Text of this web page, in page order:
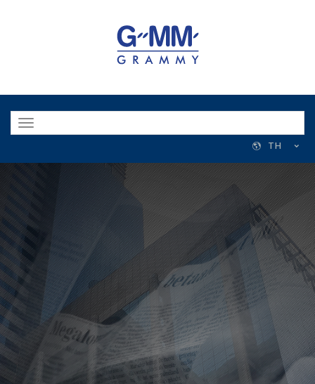
TH